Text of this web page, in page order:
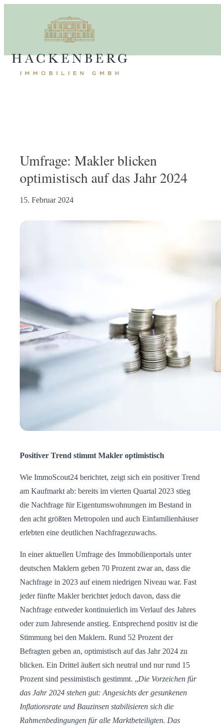
Umfrage: Makler blicken
optimistisch auf das Jahr 2024
15. Februar 2024
Positiver Trend stimmt Makler optimistisch
Wie ImmoScout24 berichtet, zeigt sich ein positiver Trend
am Kaufmarkt ab: bereits im vierten Quartal 2023 stieg
die Nachfrage für Eigentumswohnungen im Bestand in
den acht größten Metropolen und auch Einfamilienhäuser
erlebten eine deutlichen Nachfragezuwachs.
In einer aktuellen Umfrage des Immobilienportals unter
deutschen Maklern geben 70 Prozent zwar an, dass die
Nachfrage in 2023 auf einem niedrigen Niveau war. Fast
jeder fünfte Makler berichtet jedoch davon, dass die
Nachfrage entweder kontinuierlich im Verlauf des Jahres
oder zum Jahresende anstieg. Entsprechend positiv ist die
Stimmung bei den Maklern. Rund 52 Prozent der
Befragten geben an, optimistisch auf das Jahr 2024 zu
blicken. Ein Drittel äußert sich neutral und nur rund 15
Prozent sind pessimistisch gestimmt. „Die Vorzeichen für
das Jahr 2024 stehen gut: Angesichts der gesunkenen
Inflationsrate und Bauzinsen stabilisieren sich die
Rahmenbedingungen für alle Marktbeteiligten. Das